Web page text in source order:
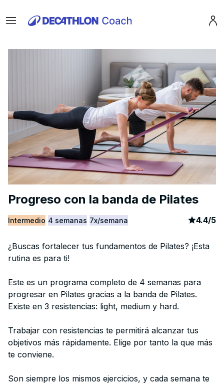
Menu
Progreso con la banda de Pilates
Intermedio 4 semanas 7x/semana article
4.4/5
¿Buscas fortalecer tus fundamentos de Pilates? ¡Esta
rutina es para ti!
Este es un programa completo de 4 semanas para
progresar en Pilates gracias a la banda de Pilates.
Existe en 3 resistencias: light, medium y hard.
Trabajar con resistencias te permitirá alcanzar tus
objetivos más rápidamente. Elige por tanto la que más
te conviene.
Son siempre los mismos ejercicios, y cada semana te